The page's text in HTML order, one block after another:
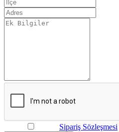
Sipariş Sözleşmesi